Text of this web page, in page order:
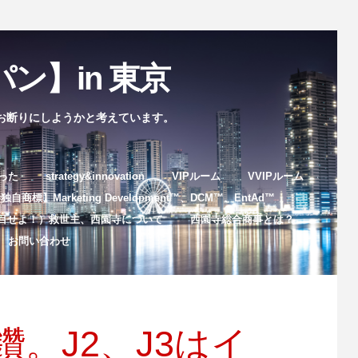
ン】in 東京
りにしようかと考えています。
た strategy&innovation VIPルーム
VVIPルーム
独自商標】Marketing Development™️、DCM™️、EntAd™️
せよ！）救世主、西園寺について
西園寺総合商事とは？
お問い合わせ
。J2、J3はイ